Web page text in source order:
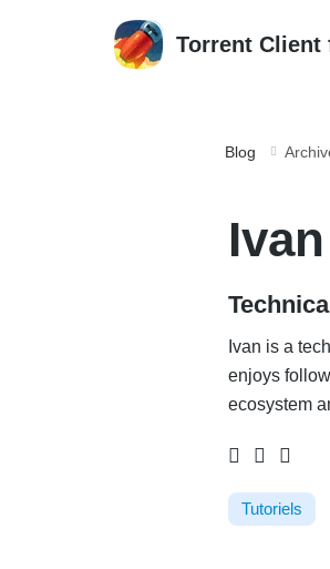
Torrent Client
Blog
Ivan is a
enjoys
ecosystem
Tutoriels